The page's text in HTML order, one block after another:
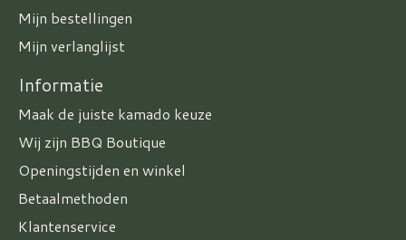
Mijn bestellingen
Mijn verlanglijst
Informatie
Maak de juiste kamado keuze
Wij zijn BBQ Boutique
Openingstijden en winkel
Betaalmethoden
Klantenservice